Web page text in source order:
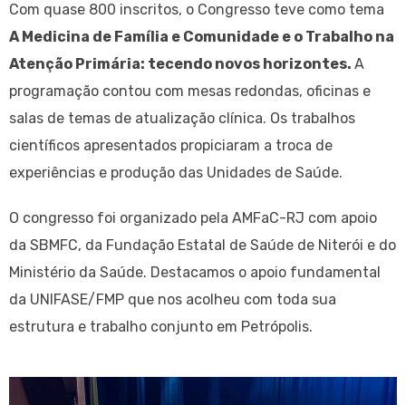
Com quase 800 inscritos, o Congresso teve como tema
A Medicina de Família e Comunidade e o Trabalho na
Atenção Primária: tecendo novos horizontes. A
programação contou com mesas redondas, oficinas e
salas de temas de atualização clínica. Os trabalhos
científicos apresentados propiciaram a troca de
experiências e produção das Unidades de Saúde.
O congresso foi organizado pela AMFaC-RJ com apoio
da SBMFC, da Fundação Estatal de Saúde de Niterói e do
Ministério da Saúde. Destacamos o apoio fundamental
da UNIFASE/FMP que nos acolheu com toda sua
estrutura e trabalho conjunto em Petrópolis.